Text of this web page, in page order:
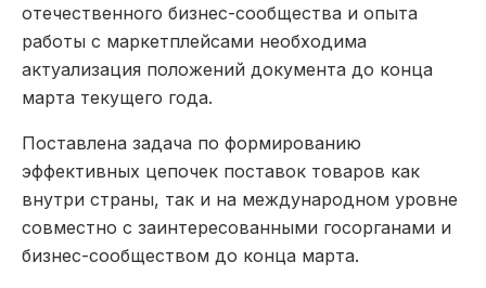
отечественного бизнес-сообщества и опыта
работы с маркетплейсами необходима
актуализация положений документа до конца
марта текущего года.
Поставлена задача по формированию
эффективных цепочек поставок товаров как
внутри страны, так и на международном уровне
совместно с заинтересованными госорганами и
бизнес-сообществом до конца марта.